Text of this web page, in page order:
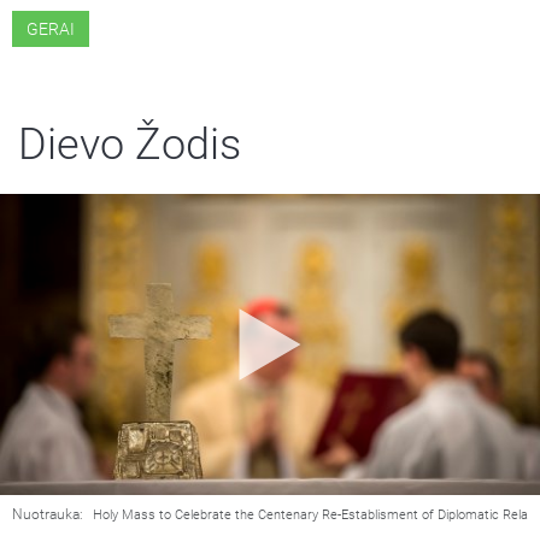
GERAI
Dievo Žodis
Nuotrauka: Holy Mass to Celebrate the Centenary Re-Establisment of Diplomatic